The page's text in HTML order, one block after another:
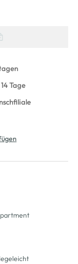
Tage